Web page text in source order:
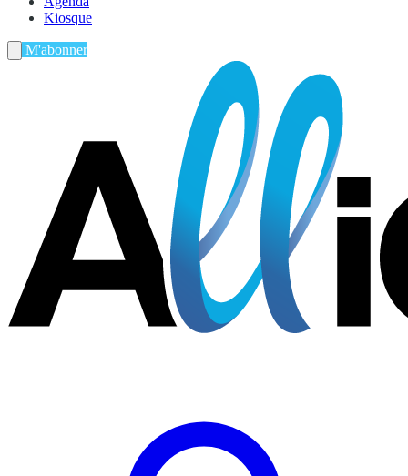
Kiosque
M'abonner